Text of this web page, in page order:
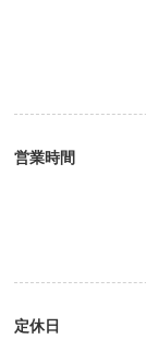
営業時間
定休日